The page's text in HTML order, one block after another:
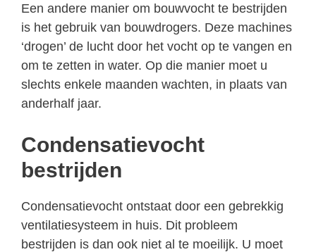
Een andere manier om bouwvocht te bestrijden
is het gebruik van bouwdrogers. Deze machines
‘drogen’ de lucht door het vocht op te vangen en
om te zetten in water. Op die manier moet u
slechts enkele maanden wachten, in plaats van
anderhalf jaar.
Condensatievocht
bestrijden
Condensatievocht ontstaat door een gebrekkig
ventilatiesysteem in huis. Dit probleem
bestrijden is dan ook niet al te moeilijk. U moet